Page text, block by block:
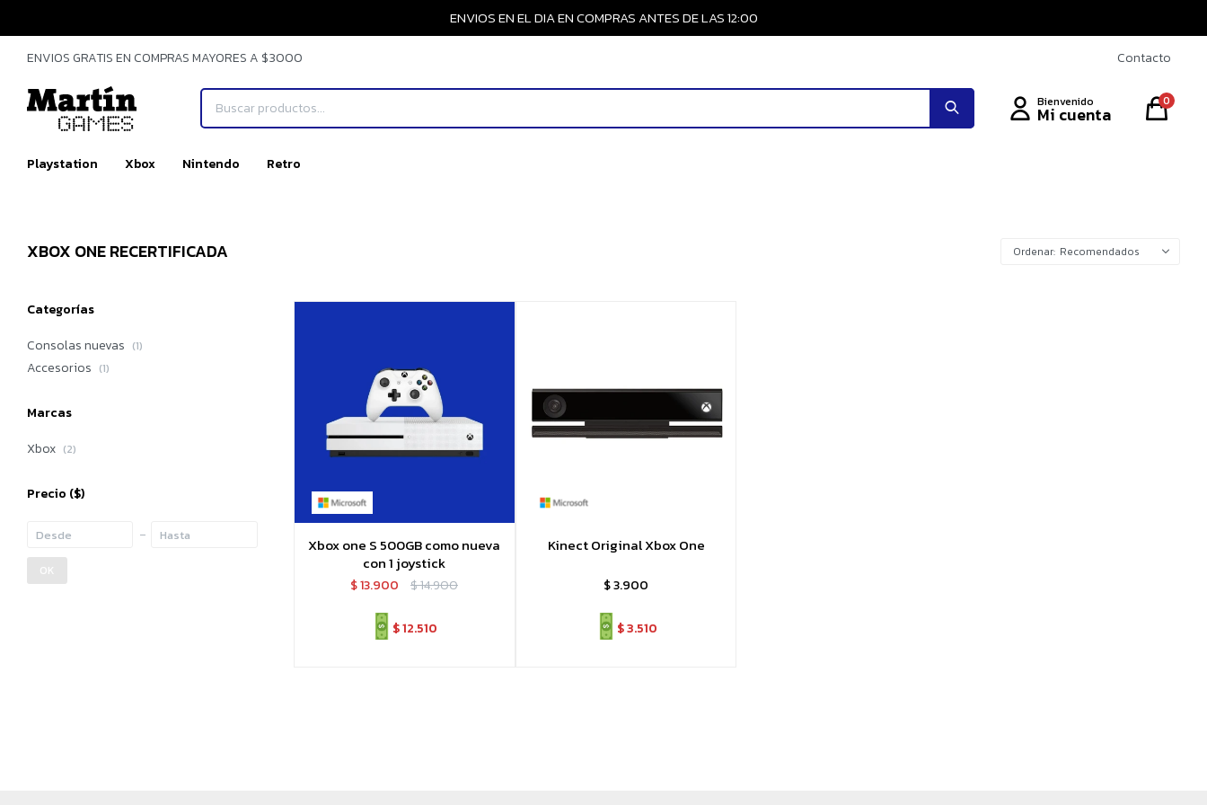
ENVIOS EN EL DIA EN COMPRAS ANTES DE LAS 12:00
Playstation Xbox Nintendo Retro
0
ENVIOS GRATIS EN COMPRAS MAYORES A $3000 Contacto
XBOX ONE RECERTIFICADA Recomendados
Xbox one S 500GB como nueva
con 1 joystick
$13.900 $14.900
$12.510
Kinect Original Xbox One
$3.900
$3.510
Categorías
Consolas nuevas (1)
Accesorios (1)
Marcas
Xbox (2)
Precio ($)
OK